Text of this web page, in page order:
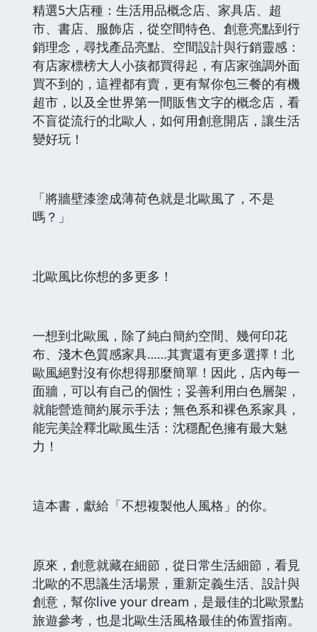
精選5大店種：生活用品概念店、家具店、超
市、書店、服飾店，從空間特色、創意亮點到行
銷理念，尋找產品亮點、空間設計與行銷靈感：
有店家標榜大人小孩都買得起，有店家強調外面
買不到的，這裡都有賣，更有幫你包三餐的有機
超市，以及全世界第一間販售文字的概念店，看
不盲從流行的北歐人，如何用創意開店，讓生活
變好玩！
「將牆壁漆塗成薄荷色就是北歐風了，不是
嗎？」
北歐風比你想的多更多！
一想到北歐風，除了純白簡約空間、幾何印花
布、淺木色質感家具……其實還有更多選擇！北
歐風絕對沒有你想得那麼簡單！因此，店內每一
面牆，可以有自己的個性；妥善利用白色層架，
就能營造簡約展示手法；無色系和裸色系家具，
能完美詮釋北歐風生活：沈穩配色擁有最大魅
力！
這本書，獻給「不想複製他人風格」的你。
原來，創意就藏在細節，從日常生活細節，看見
北歐的不思議生活場景，重新定義生活、設計與
創意，幫你live your dream，是最佳的北歐景點
旅遊參考，也是北歐生活風格最佳的佈置指南。